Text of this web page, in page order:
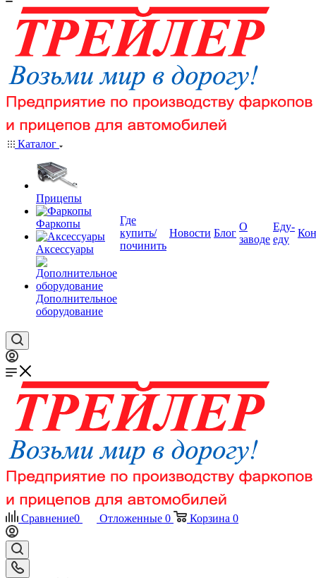
Каталог
Прицепы
Фаркопы
Аксессуары
Дополнительное
оборудование
Где
купить/
починить
Новости Блог
О
заводе
Еду-
еду
Сравнение0 Отложенные 0 Корзина 0